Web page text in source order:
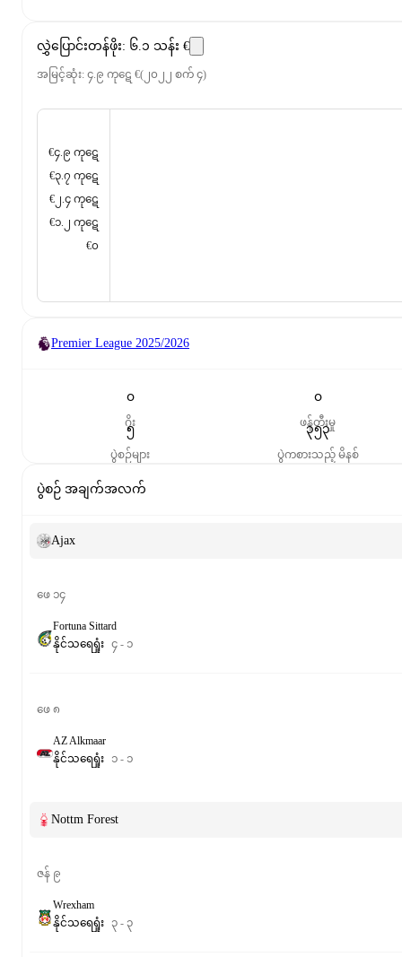
လွှဲပြောင်းတန်ဖိုး: ၆.၁ သန်း €
အမြင့်ဆုံး: ၄.၉ ကုဋေ €( ၂၀၂၂ စက် ၄)
€၄.၉ ကုဋေ
€၃.၇ ကုဋေ
€၂.၄ ကုဋေ
€၁.၂ ကုဋေ
€၀
Premier League 2025/2026
၀
ဂိုး
၀
ဖန်တီးမှု
၅
ပွဲစဉ်များ
၃၅၃
ပွဲကစားသည့် မိနစ်
ပွဲစဉ် အချက်အလက်
Ajax
ဖေ ၁၄
Fortuna Sittard
နိုင်သရေရှုံး ၄ - ၁
ဖေ ၈
AZ Alkmaar
နိုင်သရေရှုံး ၁ - ၁
Nottm Forest
ဇန် ၉
Wrexham
နိုင်သရေရှုံး ၃ - ၃